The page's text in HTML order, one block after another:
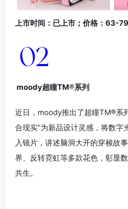
上市时间：已上市；价格：63-
moody超瞳TM®系列
近日，moody推出了超瞳TM®系
合现实”为新品设计灵感，将数字
入镜片，讲述脑洞大开的穿梭故
界、反转霓虹等多款花色，彰显
共生。